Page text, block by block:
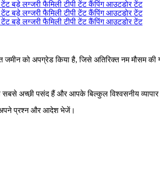
जमीन को अपग्रेड किया है, जिसे अतिरिक्त नम मौसम
अच्छी पसंद हैं और आपके बिल्कुल विश्वसनीय व्यापार
अपने प्रश्न और आदेश भेजें।